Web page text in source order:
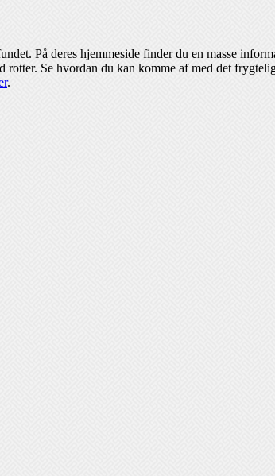
På deres hjemmeside finder du en masse
Se hvordan du kan komme af med det
.